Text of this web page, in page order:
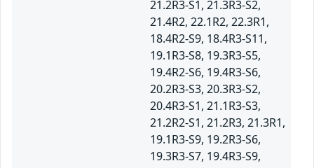
21.2R3-S1, 21.3R3-S2,
21.4R2, 22.1R2, 22.3R1,
18.4R2-S9, 18.4R3-S11,
19.1R3-S8, 19.3R3-S5,
19.4R2-S6, 19.4R3-S6,
20.2R3-S3, 20.3R3-S2,
20.4R3-S1, 21.1R3-S3,
21.2R2-S1, 21.2R3, 21.3R1,
19.1R3-S9, 19.2R3-S6,
19.3R3-S7, 19.4R3-S9,